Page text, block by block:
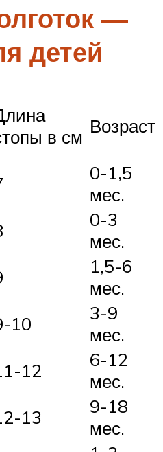
—
детей
в см Возраст
0-1,5
мес.
0-3
мес.
1,5-6
мес.
10
3-9
мес.
12
6-12
мес.
13
9-18
мес.